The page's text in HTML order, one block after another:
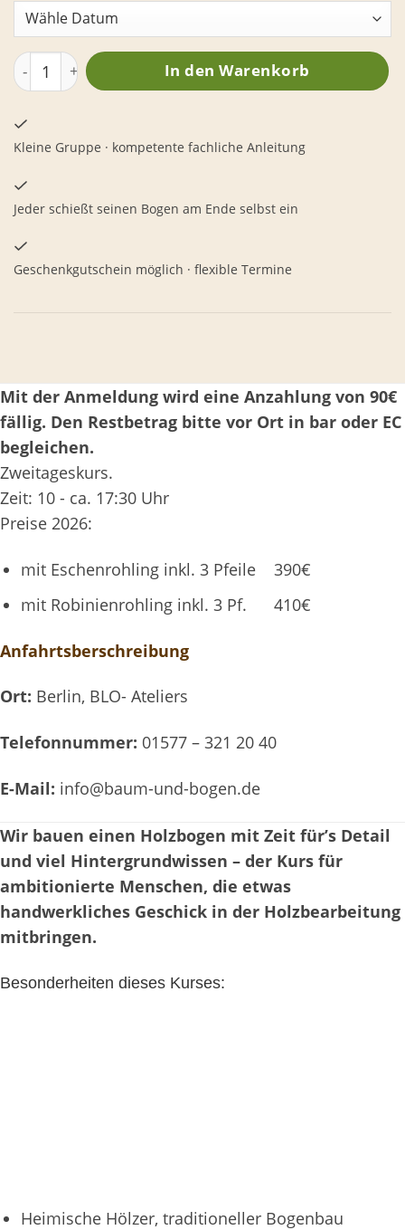
Bogenbau aus heimischen Hölzern(2 Tage) Menge
In den Warenkorb
Kleine Gruppe · kompetente fachliche Anleitung
Jeder schießt seinen Bogen am Ende selbst ein
Geschenkgutschein möglich · flexible Termine
Mit der Anmeldung wird eine Anzahlung von 90€
fällig. Den Restbetrag bitte vor Ort in bar oder EC
begleichen.
Zweitageskurs.
Zeit: 10 - ca. 17:30 Uhr
Preise 2026:
mit Eschenrohling inkl. 3 Pfeile 390€
mit Robinienrohling inkl. 3 Pf. 410€
Anfahrtsberschreibung
Ort: Berlin, BLO- Ateliers
Telefonnummer: 01577 – 321 20 40
E-Mail: info@baum-und-bogen.de
Wir bauen einen Holzbogen mit Zeit für’s Detail
und viel Hintergrundwissen – der Kurs für
ambitionierte Menschen, die etwas
handwerkliches Geschick in der Holzbearbeitung
mitbringen.
Besonderheiten dieses Kurses:
Heimische Hölzer, traditioneller Bogenbau